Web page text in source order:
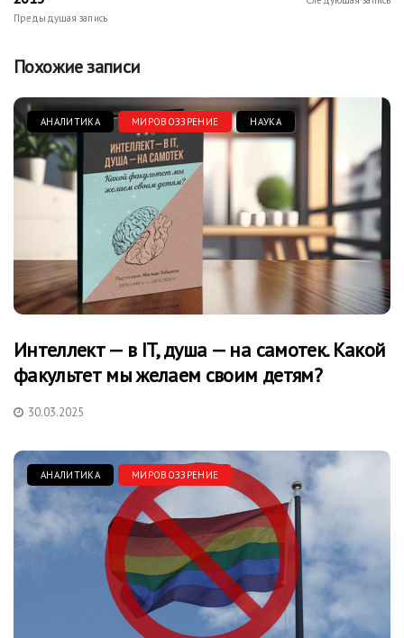
Предыдущая запись
Похожие записи
АНАЛИТИКА МИРОВОЗЗРЕНИЕ НАУКА
Интеллект — в IT, душа — на самотек. Какой
факультет мы желаем своим детям?
30.03.2025
АНАЛИТИКА МИРОВОЗЗРЕНИЕ